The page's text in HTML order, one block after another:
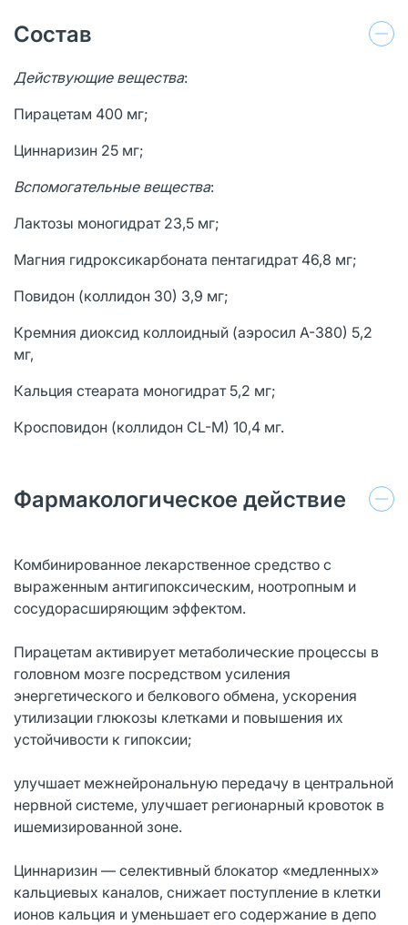
Состав
Действующие вещества:
Пирацетам 400 мг;
Циннаризин 25 мг;
Вспомогательные вещества:
Лактозы моногидрат 23,5 мг;
Магния гидроксикарбоната пентагидрат 46,8 мг;
Повидон (коллидон 30) 3,9 мг;
Кремния диоксид коллоидный (аэросил А-380) 5,2
мг,
Кальция стеарата моногидрат 5,2 мг;
Кросповидон (коллидон СL-М) 10,4 мг.
Фармакологическое действие
Комбинированное лекарственное средство с
выраженным антигипоксическим, ноотропным и
сосудорасширяющим эффектом.
Пирацетам активирует метаболические процессы в
головном мозге посредством усиления
энергетического и белкового обмена, ускорения
утилизации глюкозы клетками и повышения их
устойчивости к гипоксии;
улучшает межнейрональную передачу в центральной
нервной системе, улучшает регионарный кровоток в
ишемизированной зоне.
Циннаризин — селективный блокатор «медленных»
кальциевых каналов, снижает поступление в клетки
ионов кальция и уменьшает его содержание в депо